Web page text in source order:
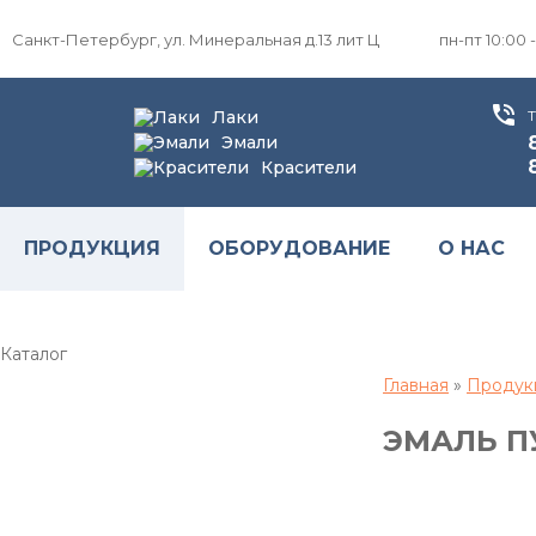
Санкт-Петербург, ул. Минеральная д.13 лит Ц пн-пт 10:00
Лаки
Эмали
Красители
ПРОДУКЦИЯ ОБОРУДОВАНИЕ О НАС
Каталог
Главная »
ЭМАЛЬ